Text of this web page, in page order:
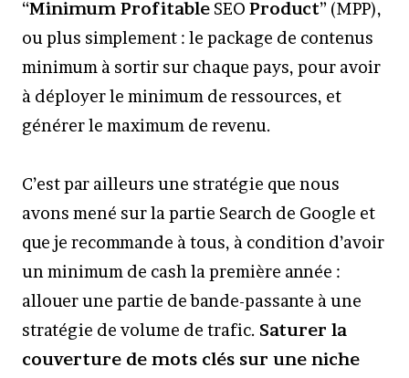
“Minimum Profitable SEO Product” (MPP),
ou plus simplement : le package de contenus
minimum à sortir sur chaque pays, pour avoir
à déployer le minimum de ressources, et
générer le maximum de revenu.
C’est par ailleurs une stratégie que nous
avons mené sur la partie Search de Google et
que je recommande à tous, à condition d’avoir
un minimum de cash la première année :
allouer une partie de bande-passante à une
stratégie de volume de trafic. Saturer la
couverture de mots clés sur une niche